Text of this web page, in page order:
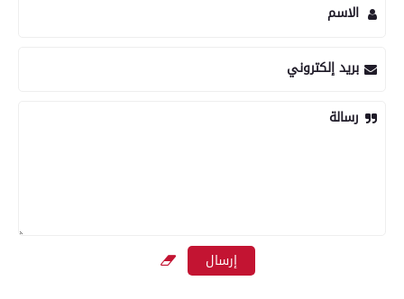
الاسم
بريد إلكتروني
رسالة